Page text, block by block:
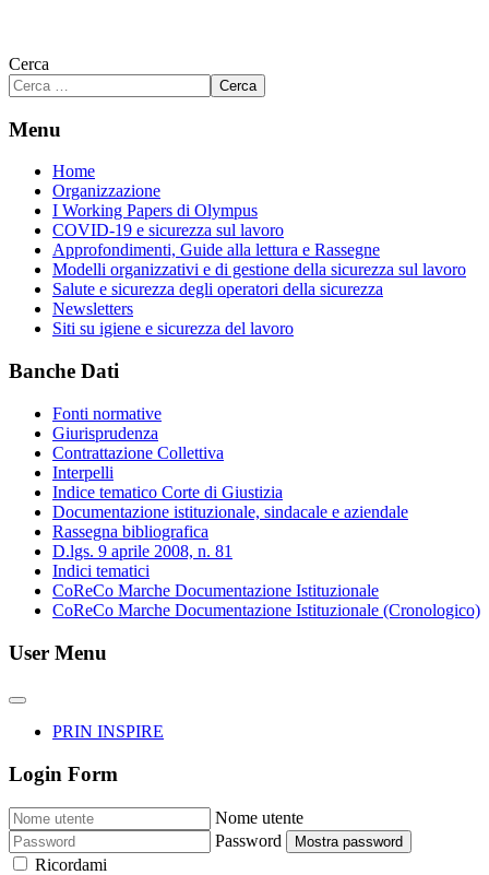
Cerca
Cerca
Menu
Home
Organizzazione
I Working Papers di Olympus
COVID-19 e sicurezza sul lavoro
Approfondimenti, Guide alla lettura e Rassegne
Modelli organizzativi e di gestione della sicurezza sul lavoro
Salute e sicurezza degli operatori della sicurezza
Newsletters
Siti su igiene e sicurezza del lavoro
Banche Dati
Fonti normative
Giurisprudenza
Contrattazione Collettiva
Interpelli
Indice tematico Corte di Giustizia
Documentazione istituzionale, sindacale e aziendale
Rassegna bibliografica
D.lgs. 9 aprile 2008, n. 81
Indici tematici
CoReCo Marche Documentazione Istituzionale
CoReCo Marche Documentazione Istituzionale (Cronologico)
User Menu
PRIN INSPIRE
Login Form
Nome utente
Password
Mostra password
Ricordami